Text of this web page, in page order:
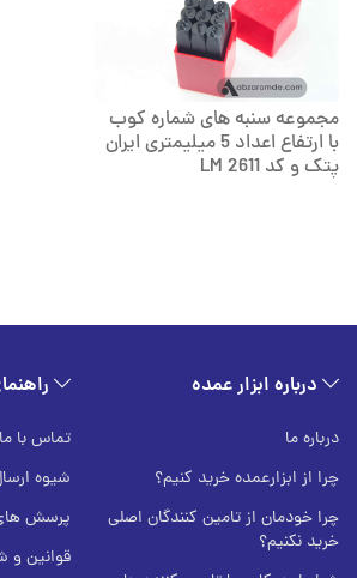
مجموعه سنبه های شماره کوب
با ارتفاع اعداد 5 میلیمتری ایران
پتک و کد LM 2611
درباره ابزار عمده
درباره ما
چرا از ابزارعمده خرید کنیم؟
چرا خودمان از تامین کنندگان اصلی
خرید نکنیم؟
تماس با ما
شیوه
پرسش
قوانین و